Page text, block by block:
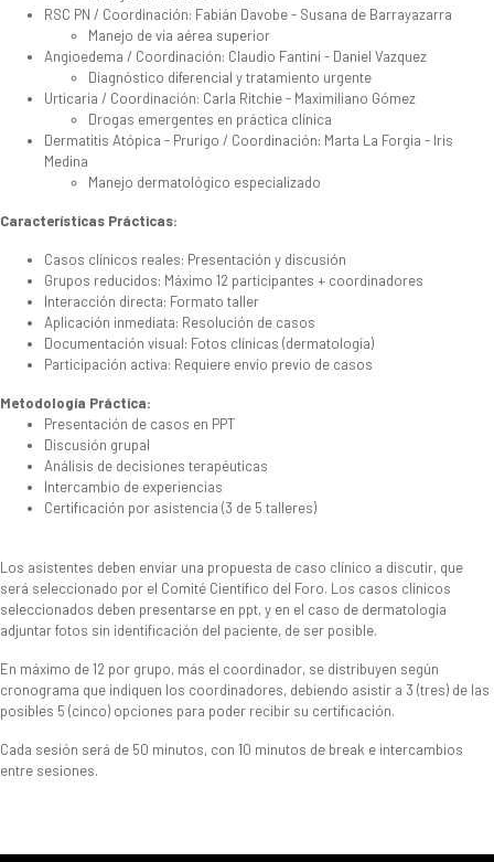
RSC PN / Coordinación: Fabián Davobe - Susana de Barrayazarra
Manejo de vía aérea superior
Angioedema / Coordinación: Claudio Fantini - Daniel Vazquez
Diagnóstico diferencial y tratamiento urgente
Urticaria / Coordinación: Carla Ritchie - Maximiliano Gómez
Drogas emergentes en práctica clínica
Dermatitis Atópica - Prurigo / Coordinación: Marta La Forgia - Iris
Medina
Manejo dermatológico especializado
Características Prácticas:
Casos clínicos reales: Presentación y discusión
Grupos reducidos: Máximo 12 participantes + coordinadores
Interacción directa: Formato taller
Aplicación inmediata: Resolución de casos
Documentación visual: Fotos clínicas (dermatología)
Participación activa: Requiere envío previo de casos
Metodología Práctica:
Presentación de casos en PPT
Discusión grupal
Análisis de decisiones terapéuticas
Intercambio de experiencias
Certificación por asistencia (3 de 5 talleres)
Los asistentes deben enviar una propuesta de caso clínico a discutir, que
será seleccionado por el Comité Científico del Foro. Los casos clínicos
seleccionados deben presentarse en ppt, y en el caso de dermatología
adjuntar fotos sin identificación del paciente, de ser posible.
En máximo de 12 por grupo, más el coordinador, se distribuyen según
cronograma que indiquen los coordinadores, debiendo asistir a 3 (tres) de las
posibles 5 (cinco) opciones para poder recibir su certificación.
Cada sesión será de 50 minutos, con 10 minutos de break e intercambios
entre sesiones.